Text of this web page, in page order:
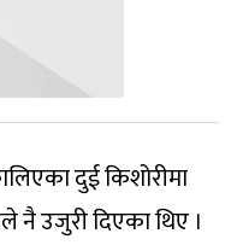
दुई किशोरीमा
उजुरी दिएका थिए ।